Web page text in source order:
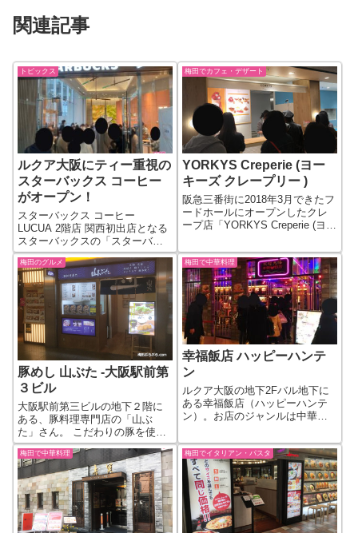
関連記事
トピックス
ルクア大阪にティー重視の
スターバックス コーヒー
がオープン！
スターバックス コーヒー
LUCUA 2階店 関西初出店となる
スターバックスの「スターバッ
クス ティー ＆ カフェ」業態の
カフェ、「スターバックス コー
ヒー LUCUA 2階店」が、2022年
2月25日（金）に大阪・梅田のル
クア大阪にオープ...
梅田でカフェ・デザート
YORKYS Creperie (ヨー
キーズ クレープリー )
阪急三番街に2018年3月できたフ
ードホールにオープンしたクレ
ープ店「YORKYS Creperie (ヨー
や夙川にある人気のパンケーキ
店ヨーキーズ（YORKY'S）が、
そのパンケーキの生地で使った
クレープを...
梅田のグルメ
豚めし 山ぶた -大阪駅前第
３ビル
大阪駅前第三ビルの地下２階に
ある、豚料理専門店の「山ぶ
た」さん。 こだわりの豚を使用
した豚の焼肉料理やスーテキな
どを楽しめます。豚しゃぶもか
なり評判のお店です。 豚好き
は、一度は行って見る価値あ
り！ 2019年10月の店前掲示のお
すすめメニ...
梅田で中華料理
幸福飯店 ハッピーハンテ
ン
ルクア大阪の地下2Fバル地下に
ある幸福飯店（ハッピーハンテ
ン）。お店のジャンルは中華バ
屋という感じでしょうか。 中華
居酒屋ということで料理メニュ
ーは、お酒に合わせる中華の一
品料理という感じになっていま
すね。おつま...
梅田で中華料理 梅田でイタリアン・パスタ